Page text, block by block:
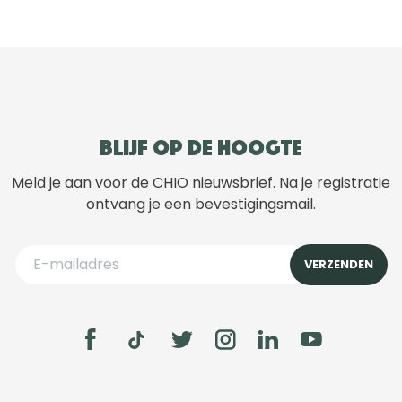
Blijf op de hoogte
Meld je aan voor de CHIO nieuwsbrief. Na je registratie
ontvang je een bevestigingsmail.